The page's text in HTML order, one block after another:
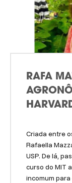
RAFA
Criada entre
Rafaella
USP. De lá,
curso do MIT
incomum